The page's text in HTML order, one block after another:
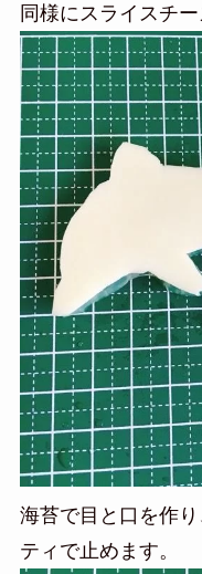
同様にスライスチ
海苔で目と口を作
ティで止めます。